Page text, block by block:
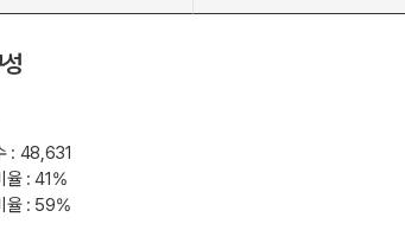
: 48,631
율 : 41%
율 : 59%